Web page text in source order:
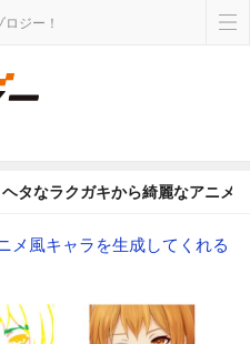
ジー！
ヘタなラクガキから綺麗なアニメ
メ風キャラを生成してくれる